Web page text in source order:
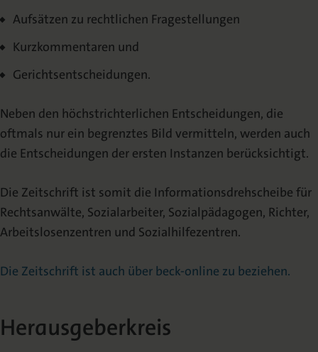
Mediadaten
Aufsätzen zu rechtlichen Fragestellungen
Kurzkommentaren und
Gerichtsentscheidungen.
Neben den höchstrichterlichen Entscheidungen, die
oftmals nur ein begrenztes Bild vermitteln, werden auch
die Entscheidungen der ersten Instanzen berücksichtigt.
Die Zeitschrift ist somit die Informationsdrehscheibe für
Rechtsanwälte, Sozialarbeiter, Sozialpädagogen, Richter,
Arbeitslosenzentren und Sozialhilfezentren.
Die Zeitschrift ist auch über beck-online zu beziehen.
Herausgeberkreis